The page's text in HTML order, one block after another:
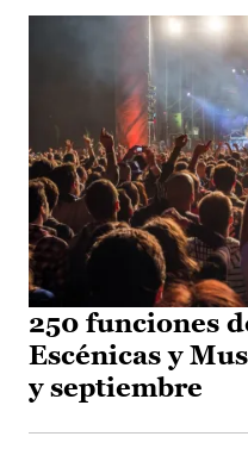
250 funciones
Escénicas y
y septiembre